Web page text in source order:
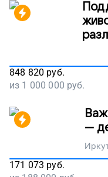
848 820 руб.
из 1 000 000 руб.
—
171 073 руб.